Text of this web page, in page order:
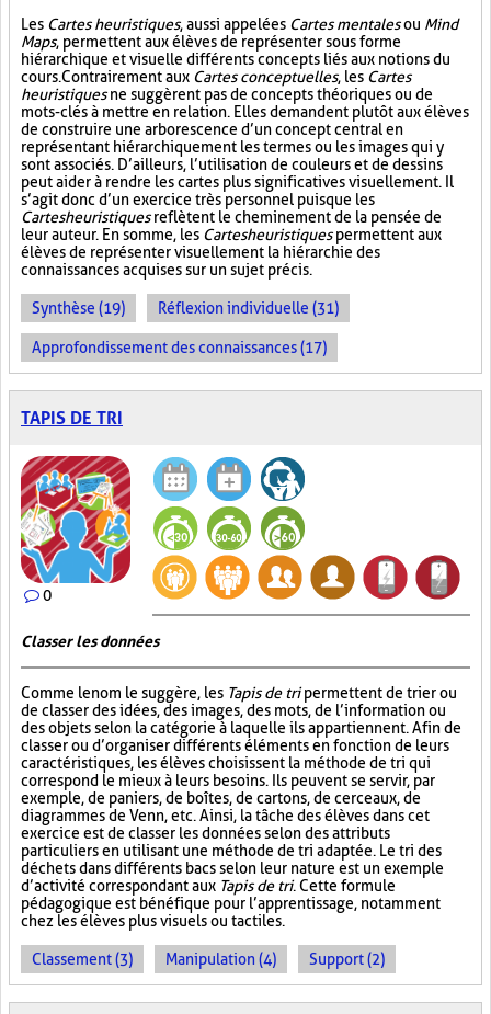
Les Cartes heuristiques, aussi appelées Cartes mentalesou Mind
Maps, permettent aux élèves de représenter sous forme
hiérarchique et visuelle différents concepts liés aux notions du
cours. Contrairement aux Cartes conceptuelles, les Cartes
heuristiquesne suggèrent pas de concepts théoriques ou de
mots-clés à mettre en relation. Elles demandent plutôt aux élèves
de construire une arborescence d’un concept central en
représentant hiérarchiquement les termes ou les images qui y
sont associés. D’ailleurs, l’utilisation de couleurs et de dessins
peut aider à rendre les cartes plus significatives visuellement. Il
s’agit donc d’un exercice très personnel puisque les
Cartes heuristiquesreflètent le cheminement de la pensée de
leur auteur. En somme, les Cartes heuristiquespermettent aux
élèves de représenter visuellement la hiérarchie des
connaissances acquises sur un sujet précis.
Synthèse (19) Réflexion individuelle (31)
Approfondissement des connaissances (17)
TAPIS DE TRI
0
Classer les données
Comme le nom le suggère, les Tapis de tripermettent de trier ou
de classer des idées, des images, des mots, de l’information ou
des objets selon la catégorie à laquelle ils appartiennent. Afin de
classer ou d’organiser différents éléments en fonction de leurs
caractéristiques, les élèves choisissent la méthode de tri qui
correspond le mieux à leurs besoins. Ils peuvent se servir, par
exemple, de paniers, de boîtes, de cartons, de cerceaux, de
diagrammes de Venn, etc. Ainsi, la tâche des élèves dans cet
exercice est de classer les données selon des attributs
particuliers en utilisant une méthode de tri adaptée. Le tri des
déchets dans différents bacs selon leur nature est un exemple
d’activité correspondant aux Tapis de tri. Cette formule
pédagogique est bénéfique pour l’apprentissage, notamment
chez les élèves plus visuels ou tactiles.
Classement (3) Manipulation (4) Support (2)